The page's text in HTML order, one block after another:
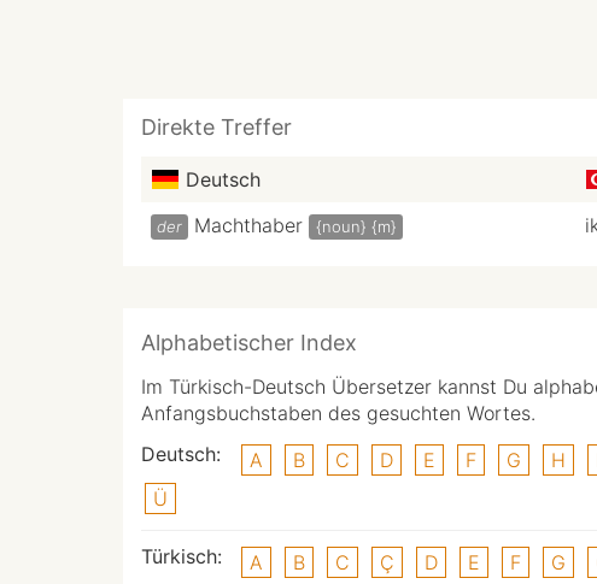
Direkte Treffer
Deutsch
der Machthaber {noun} {m}
Alphabetischer Index
Im Türkisch-Deutsch Übersetzer kannst Du
Anfangsbuchstaben des gesuchten Wortes.
Deutsch:
A B C D E F G H
Ü
Türkisch: A B C Ç D E F G